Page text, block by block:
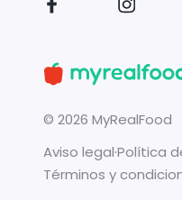
© 2026 MyRealFood
Aviso legal·Política
Términos y